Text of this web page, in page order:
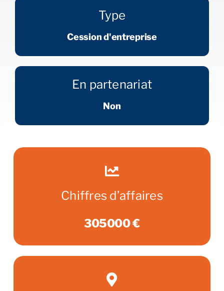
Type
Cession d'entreprise
En partenariat
Non
Chiffres d’affaires
305000 €